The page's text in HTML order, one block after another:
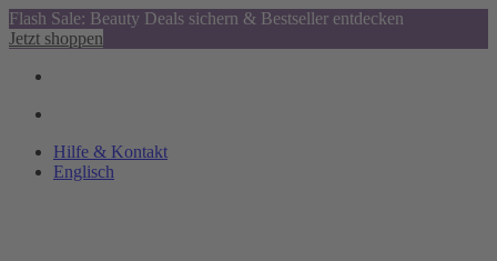
Flash Sale: Beauty Deals sichern & Bestseller entdecken
Jetzt shoppen
Hilfe & Kontakt
Englisch